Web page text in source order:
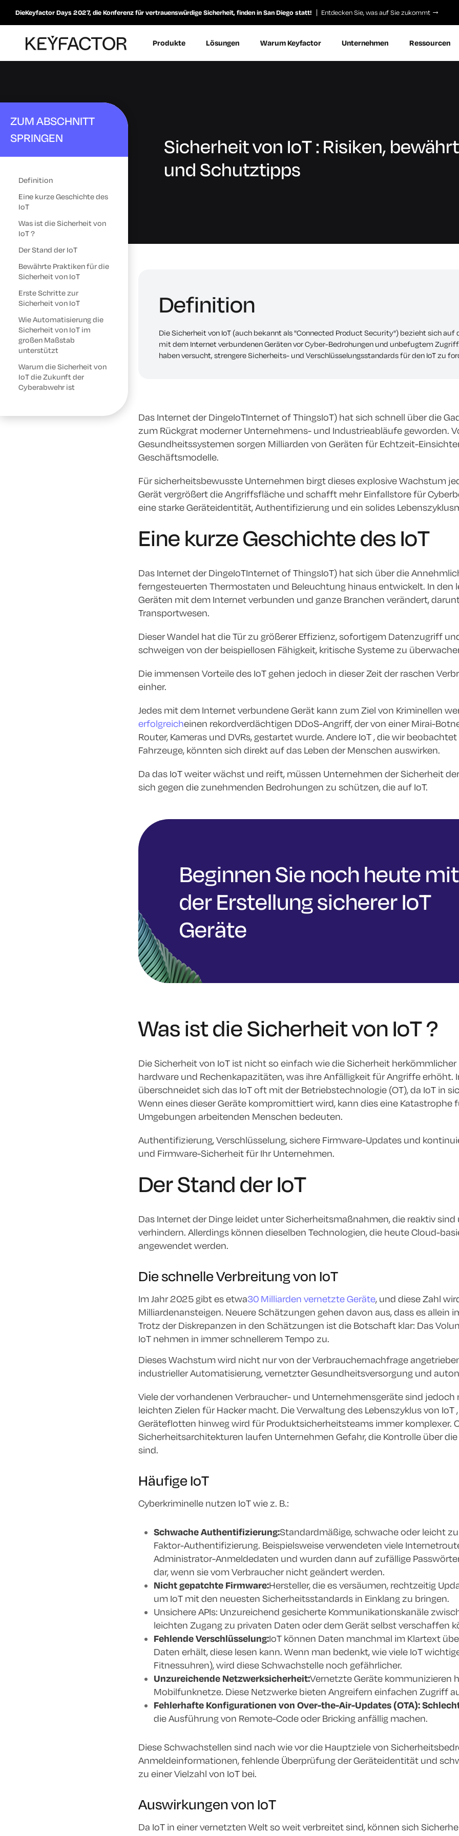
DieKeyfactor Days 2027, die Konferenz für vertrauenswürdige Sicherheit, finden in San Diego statt! Entdecken Sie, was auf Sie zukommt
Produkte Lösungen Warum Keyfactor Unternehmen Ressourcen
Sicherheit von IoT : Risiken,
und Schutztipps
ZUM ABSCHNITT
SPRINGEN
Definition
Eine kurze Geschichte des
IoT
Was ist die Sicherheit von
IoT ?
Der Stand der IoT
Bewährte Praktiken für die
Sicherheit von IoT
Erste Schritte zur
Sicherheit von IoT
Wie Automatisierung die
Sicherheit von IoT im
großen Maßstab
unterstützt
Warum die Sicherheit von
IoT die Zukunft der
Cyberabwehr ist
Definition
Die Sicherheit von IoT (auch bekannt als "Connected Product Security") bezieht sich
mit dem Internet verbundenen Geräten vor Cyber-Bedrohungen und unbefugtem
haben versucht, strengere Sicherheits- und Verschlüsselungsstandards für den IoT zu
Das Internet der DingeIoTInternet of ThingsIoT) hat sich schnell über die
zum Rückgrat moderner Unternehmens- und Industrieabläufe geworden.
Gesundheitssystemen sorgen Milliarden von Geräten für Echtzeit-
Geschäftsmodelle.
Für sicherheitsbewusste Unternehmen birgt dieses explosive Wachstum
Gerät vergrößert die Angriffsfläche und schafft mehr Einfallstore für
eine starke Geräteidentität, Authentifizierung und ein solides
Eine kurze Geschichte des IoT
Das Internet der DingeIoTInternet of ThingsIoT) hat sich über die
ferngesteuerten Thermostaten und Beleuchtung hinaus entwickelt. In den
Geräten mit dem Internet verbunden und ganze Branchen verändert,
Transportwesen.
Dieser Wandel hat die Tür zu größerer Effizienz, sofortigem Datenzugriff
schweigen von der beispiellosen Fähigkeit, kritische Systeme zu
Die immensen Vorteile des IoT gehen jedoch in dieser Zeit der raschen
einher.
Jedes mit dem Internet verbundene Gerät kann zum Ziel von Kriminellen
erfolgreicheinen rekordverdächtigen DDoS-Angriff, der von einer Mirai-
Router, Kameras und DVRs, gestartet wurde. Andere IoT , die wir
Fahrzeuge, könnten sich direkt auf das Leben der Menschen auswirken.
Da das IoT weiter wächst und reift, müssen Unternehmen der Sicherheit
sich gegen die zunehmenden Bedrohungen zu schützen, die auf IoT.
Beginnen Sie noch heute mit
der Erstellung sicherer IoT
Geräte
Was ist die Sicherheit von IoT ?
Die Sicherheit von IoT ist nicht so einfach wie die Sicherheit
hardware und Rechenkapazitäten, was ihre Anfälligkeit für Angriffe
überschneidet sich das IoT oft mit der Betriebstechnologie (OT), da IoT in
Wenn eines dieser Geräte kompromittiert wird, kann dies eine
Umgebungen arbeitenden Menschen bedeuten.
Authentifizierung, Verschlüsselung, sichere Firmware-Updates und
und Firmware-Sicherheit für Ihr Unternehmen.
Der Stand der IoT
Das Internet der Dinge leidet unter Sicherheitsmaßnahmen, die reaktiv
verhindern. Allerdings können dieselben Technologien, die heute Cloud-
angewendet werden.
Die schnelle Verbreitung von IoT
Im Jahr 2025 gibt es etwa30 Milliarden vernetzte Geräte, und diese Zahl
Milliardenansteigen. Neuere Schätzungen gehen davon aus, dass es allein
Trotz der Diskrepanzen in den Schätzungen ist die Botschaft klar: Das
IoT nehmen in immer schnellerem Tempo zu.
Dieses Wachstum wird nicht nur von der Verbrauchernachfrage
industrieller Automatisierung, vernetzter Gesundheitsversorgung und
Viele der vorhandenen Verbraucher- und Unternehmensgeräte sind
leichten Zielen für Hacker macht. Die Verwaltung des Lebenszyklus von
Geräteflotten hinweg wird für Produktsicherheitsteams immer komplexer.
Sicherheitsarchitekturen laufen Unternehmen Gefahr, die Kontrolle über
sind.
Häufige IoT
Cyberkriminelle nutzen IoT wie z. B.:
Schwache Authentifizierung:Standardmäßige, schwache oder leicht
Faktor-Authentifizierung. Beispielsweise verwendeten viele
Administrator-Anmeldedaten und wurden dann auf zufällige
dar, wenn sie vom Verbraucher nicht geändert werden.
Nicht gepatchte Firmware:Hersteller, die es versäumen, rechtzeitig
um IoT mit den neuesten Sicherheitsstandards in Einklang zu bringen.
Unsichere APIs: Unzureichend gesicherte Kommunikationskanäle
leichten Zugang zu privaten Daten oder dem Gerät selbst verschaffen
Fehlende Verschlüsselung:IoT können Daten manchmal im Klartext
Daten erhält, diese lesen kann. Wenn man bedenkt, wie viele IoT
Fitnessuhren), wird diese Schwachstelle noch gefährlicher.
Unzureichende Netzwerksicherheit:Vernetzte Geräte kommunizieren
Mobilfunknetze. Diese Netzwerke bieten Angreifern einfachen Zugriff
Fehlerhafte Konfigurationen von Over-the-Air-Updates (OTA):
die Ausführung von Remote-Code oder Bricking anfällig machen.
Diese Schwachstellen sind nach wie vor die Hauptziele von
Anmeldeinformationen, fehlende Überprüfung der Geräteidentität und
zu einer Vielzahl von IoT bei.
Auswirkungen von IoT
Da IoT in einer vernetzten Welt so weit verbreitet sind, können sich